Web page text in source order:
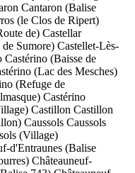
Cantaron (Balise
(le Clos de Ripert)
de) Castellar
de Sumore) Castellet-Lès-
Castérino (Baisse de
(Lac des Mesches)
(Refuge de
Castérino
Castillon Castillon
Caussols Caussols
(Village)
d'Entraunes (Balise
Châteauneuf-